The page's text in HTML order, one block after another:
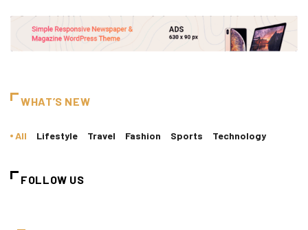
WHAT’S NEW
All Lifestyle Travel Fashion Sports Technology
FOLLOW US